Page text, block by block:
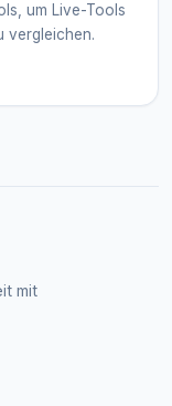
um Live-Tools
vergleichen.
mit